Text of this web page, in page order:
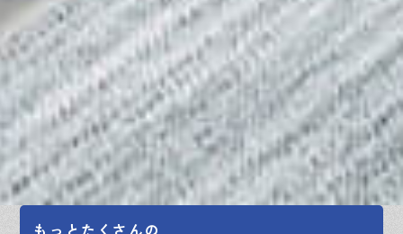
もっとたくさんの